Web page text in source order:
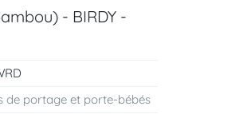
- BIRDY -
de portage et porte-bébés